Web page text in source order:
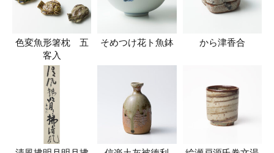
色変魚形箸枕 五
客入
そめつけ花ト魚鉢 から津香合